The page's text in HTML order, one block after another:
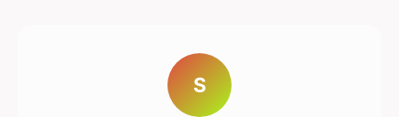
S